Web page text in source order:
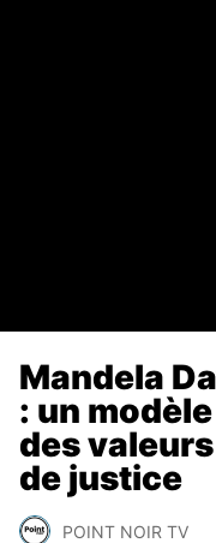
Mandela
: un
des
de justice
POINT NOIR TV